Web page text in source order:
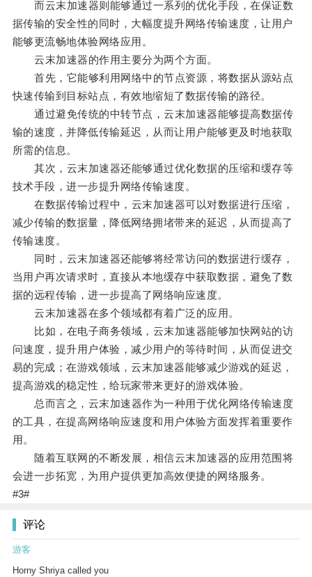
而云末加速器则能够通过一系列的优化手段，在保证数
据传输的安全性的同时，大幅度提升网络传输速度，让用户
能够更流畅地体验网络应用。
云末加速器的作用主要分为两个方面。
首先，它能够利用网络中的节点资源，将数据从源站点
快速传输到目标站点，有效地缩短了数据传输的路径。
通过避免传统的中转节点，云末加速器能够提高数据传
输的速度，并降低传输延迟，从而让用户能够更及时地获取
所需的信息。
其次，云末加速器还能够通过优化数据的压缩和缓存等
技术手段，进一步提升网络传输速度。
在数据传输过程中，云末加速器可以对数据进行压缩，
减少传输的数据量，降低网络拥堵带来的延迟，从而提高了
传输速度。
同时，云末加速器还能够将经常访问的数据进行缓存，
当用户再次请求时，直接从本地缓存中获取数据，避免了数
据的远程传输，进一步提高了网络响应速度。
云末加速器在多个领域都有着广泛的应用。
比如，在电子商务领域，云末加速器能够加快网站的访
问速度，提升用户体验，减少用户的等待时间，从而促进交
易的完成；在游戏领域，云末加速器能够减少游戏的延迟，
提高游戏的稳定性，给玩家带来更好的游戏体验。
总而言之，云末加速器作为一种用于优化网络传输速度
的工具，在提高网络响应速度和用户体验方面发挥着重要作
用。
随着互联网的不断发展，相信云末加速器的应用范围将
会进一步拓宽，为用户提供更加高效便捷的网络服务。
#3#
评论
游客
Horny Shriya called you